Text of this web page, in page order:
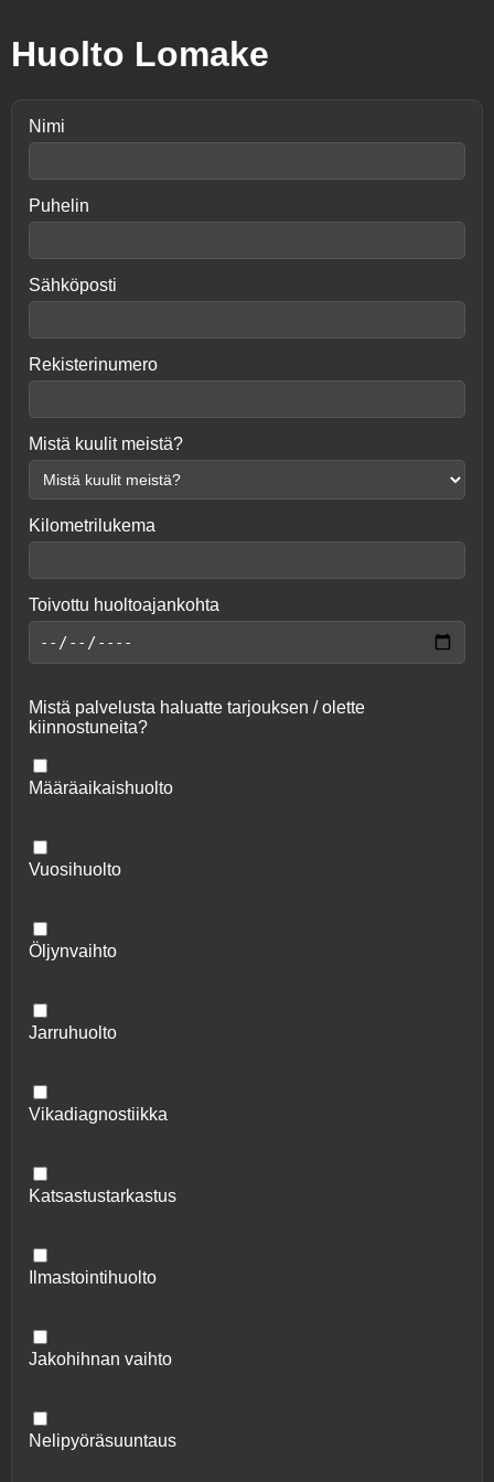
Huolto Lomake
Nimi
Puhelin
Sähköposti
Rekisterinumero
Mistä kuulit meistä?
Kilometrilukema
Toivottu huoltoajankohta
Mistä palvelusta haluatte tarjouksen / olette
kiinnostuneita?
Määräaikaishuolto
Vuosihuolto
Öljynvaihto
Jarruhuolto
Vikadiagnostiikka
Katsastustarkastus
Ilmastointihuolto
Jakohihnan vaihto
Nelipyöräsuuntaus